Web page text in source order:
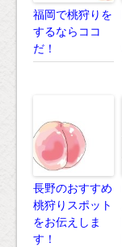
福岡で桃狩りを
するならココ
だ！
長野のおすすめ
桃狩りスポット
をお伝えしま
す！